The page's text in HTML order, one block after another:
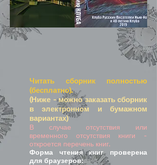
Читать сборник полностью
(бесплатно).
(Ниже - можно заказать сборник
в электронном и бумажном
вариантах)
В случае отсутствия или
временного отсутствия книги -
откроется перечень книг.
Форма чтения книг проверена
для браузеров: